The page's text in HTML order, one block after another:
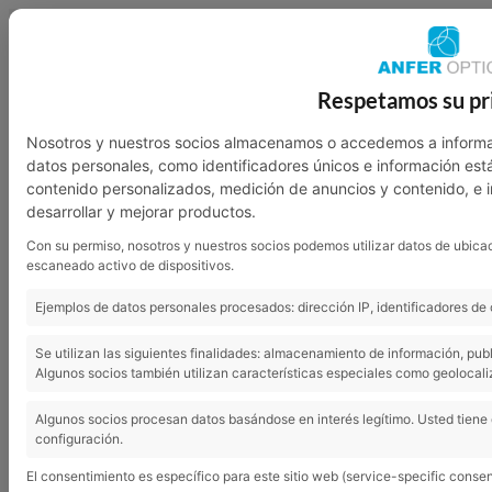
Gafas de sol
Respetamos su
Nosotros y nuestros socios almacenamos o accedemos a
datos personales, como identificadores únicos e información
contenido personalizados, medición de anuncios y contenido, e
desarrollar y mejorar productos.
Con su permiso, nosotros y nuestros socios podemos utilizar datos de
escaneado activo de dispositivos.
Ejemplos de datos personales procesados: dirección IP, identificadores
Se utilizan las siguientes finalidades: almacenamiento de información,
Algunos socios también utilizan características especiales como
Algunos socios procesan datos basándose en interés legítimo. Usted
configuración.
El consentimiento es específico para este sitio web (service-specific